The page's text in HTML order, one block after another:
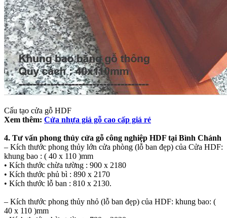
Cấu tạo cửa gỗ HDF
Xem thêm: Cửa nhựa giả gỗ cao cấp giá rẻ
4. Tư vấn phong thủy cửa gỗ công nghiệp HDF tại Bình Chánh
– Kích thước phong thủy lớn cửa phòng (lỗ ban đẹp) của Cửa HDF:
khung bao : ( 40 x 110 )mm
• Kích thước chừa tường : 900 x 2180
• Kích thước phủ bì : 890 x 2170
• Kích thước lỗ ban : 810 x 2130.
– Kích thước phong thủy nhỏ (lỗ ban đẹp) của HDF: khung bao: (
40 x 110 )mm